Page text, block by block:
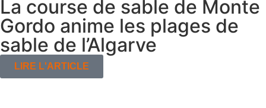
La course de sable de Monte
Gordo anime les plages de
sable de l’Algarve
LIRE L'ARTICLE